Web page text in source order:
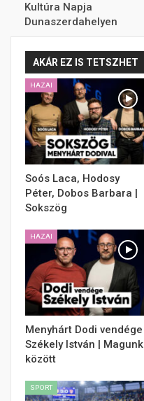
Kultúra Napja
Dunaszerdahelyen
AKÁR EZ IS TETSZHET
HAZAI
Soós Laca, Hodosy
Péter, Dobos Barbara |
Sokszög
HAZAI
Menyhárt Dodi vendége
Székely István | Magunk
között
SPORT